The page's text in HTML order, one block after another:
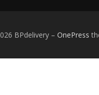
BPdelivery – OnePress